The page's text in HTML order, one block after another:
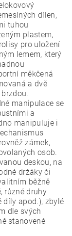
dílen,
tuhou
plastem,
pro uložení
lemem, který
měkčená
a dvě
manipulace se
a
manipuluje i
zámek,
osob.
deskou, na
držáky či
běžně
různé druhy
díly apod.), zbylé
dle svých
stanovené